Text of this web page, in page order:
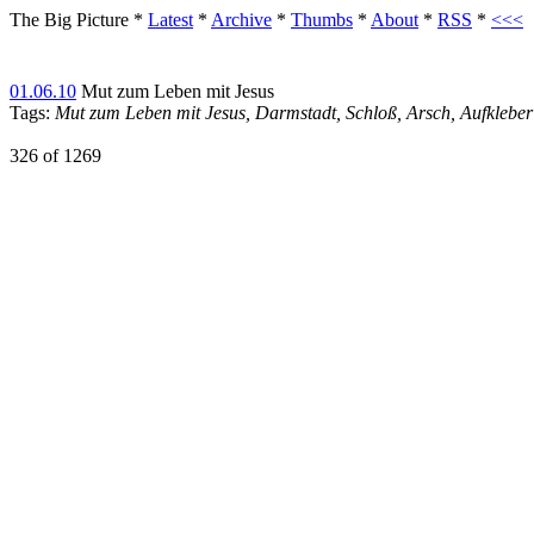
The Big Picture * Latest * Archive * Thumbs * About * RSS * <<<
01.06.10 Mut zum Leben mit Jesus
Tags: Mut zum Leben mit Jesus, Darmstadt, Schloß, Arsch, Aufkleber
326 of 1269